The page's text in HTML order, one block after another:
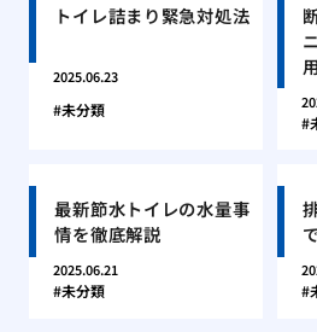
トイレ詰まり緊急対処法
2025.06.23
未分類
用
最新節水トイレの水量事
情を徹底解説
2025.06.21
未分類